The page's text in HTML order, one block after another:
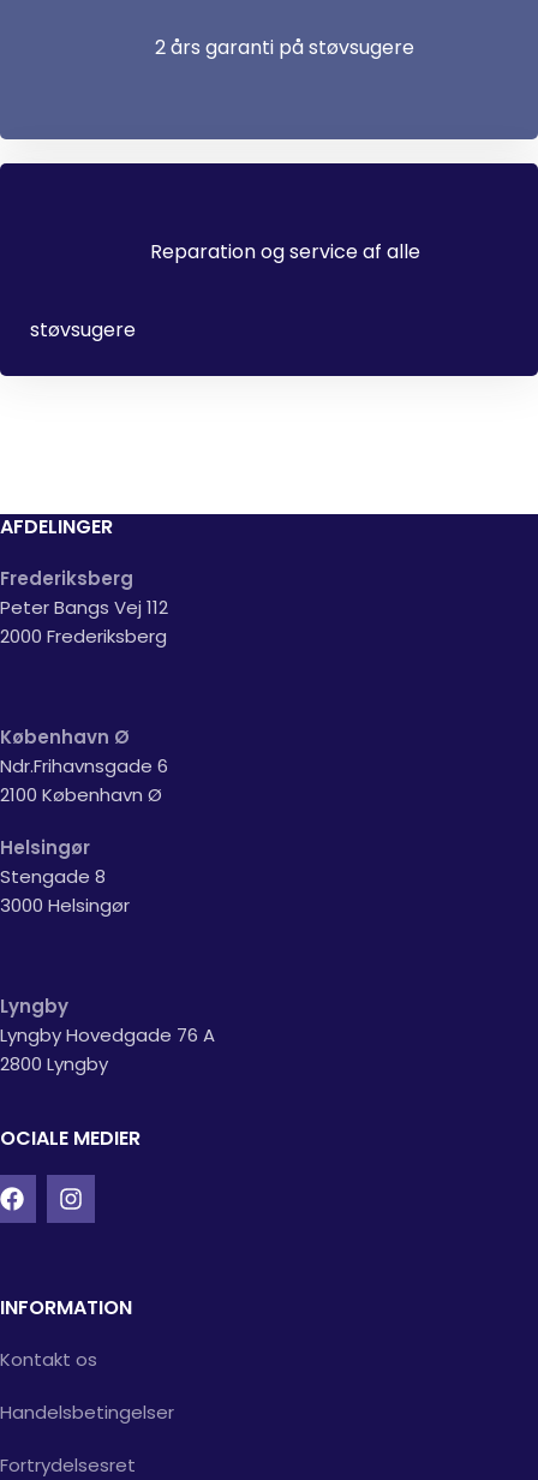
2 års garanti på støvsugere
Reparation og service af alle
støvsugere
AFDELINGER
Frederiksberg
Peter Bangs Vej 112
2000 Frederiksberg
København Ø
Ndr.Frihavnsgade 6
2100 København Ø
Helsingør
Stengade 8
3000 Helsingør
Lyngby
Lyngby Hovedgade 76 A
2800 Lyngby
MEDIER
INFORMATION
Kontakt os
Handelsbetingelser
Fortrydelsesret